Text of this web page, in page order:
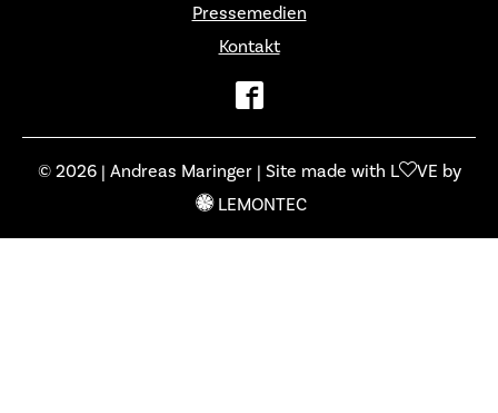
Pressemedien
Kontakt
© 2026 | Andreas Maringer | Site made with L
VE by
LEMONTEC